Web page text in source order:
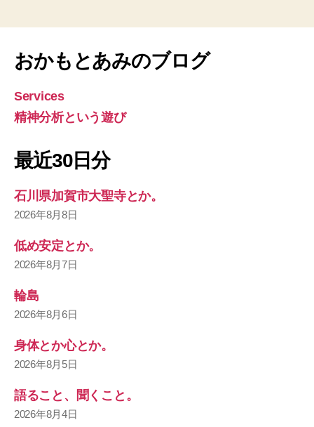
おかもとあみのブログ
Services
精神分析という遊び
最近30日分
石川県加賀市大聖寺とか。
2026年8月8日
低め安定とか。
2026年8月7日
輪島
2026年8月6日
身体とか心とか。
2026年8月5日
語ること、聞くこと。
2026年8月4日